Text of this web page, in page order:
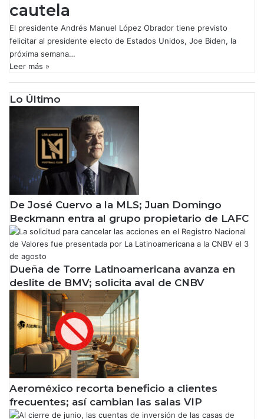
cautela
El presidente Andrés Manuel López Obrador tiene previsto
felicitar al presidente electo de Estados Unidos, Joe Biden, la
próxima semana…
Leer más »
Lo Último
De José Cuervo a la MLS; Juan Domingo
Beckmann entra al grupo propietario de LAFC
Dueña de Torre Latinoamericana avanza en
deslite de BMV; solicita aval de CNBV
Aeroméxico recorta beneficio a clientes
frecuentes; así cambian las salas VIP